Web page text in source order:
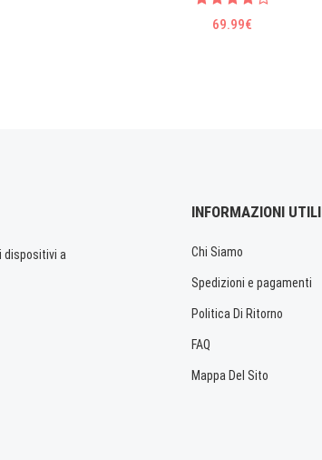
69.99€
dispositivi a
INFORMAZIONI UTILI
Chi Siamo
Spedizioni e pagamenti
Politica Di Ritorno
FAQ
Mappa Del Sito